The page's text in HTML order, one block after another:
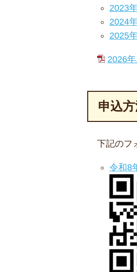
2023
2024
2025
2026
申込
下記のフ
令和8